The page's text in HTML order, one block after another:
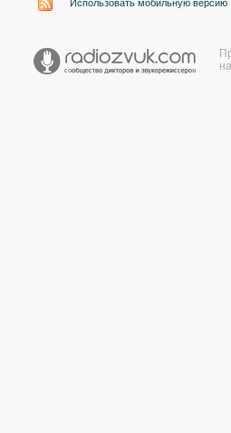
Использовать мобильную версию